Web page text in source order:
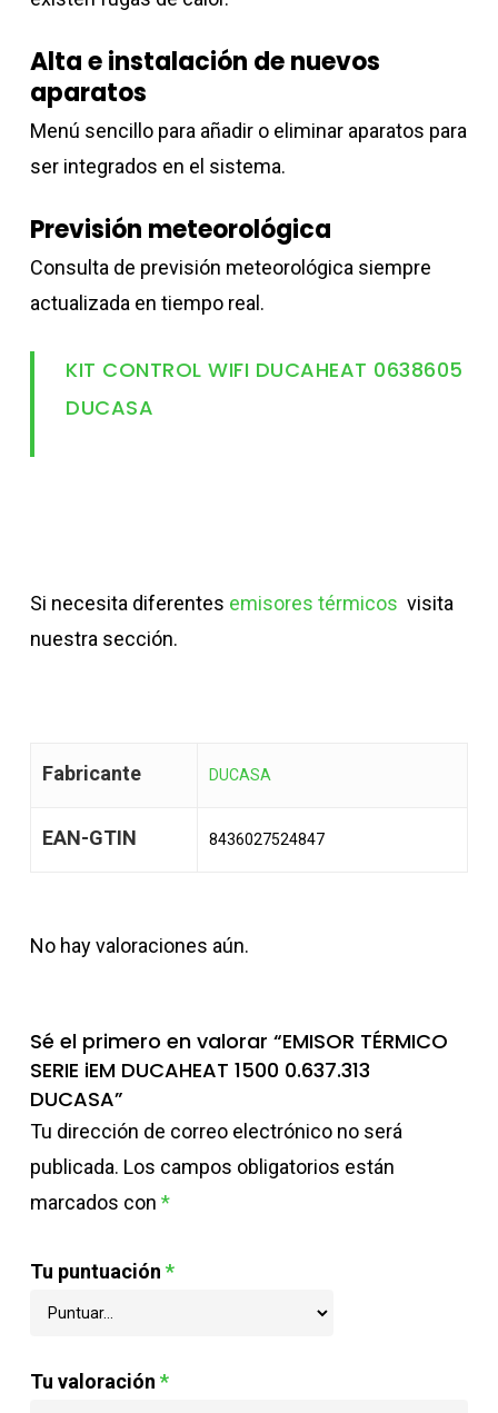
Alta e instalación de nuevos
aparatos
Menú sencillo para añadir o eliminar aparatos para
ser integrados en el sistema.
Previsión meteorológica
Consulta de previsión meteorológica siempre
actualizada en tiempo real.
KIT CONTROL WIFI DUCAHEAT 0638605
DUCASA
Si necesita diferentes emisores térmicos visita
nuestra sección.
Fabricante DUCASA
EAN-GTIN 8436027524847
No hay valoraciones aún.
Sé el primero en valorar “EMISOR TÉRMICO
SERIE iEM DUCAHEAT 1500 0.637.313
DUCASA”
Tu dirección de correo electrónico no será
publicada. Los campos obligatorios están
marcados con *
Tu puntuación *
Tu valoración *